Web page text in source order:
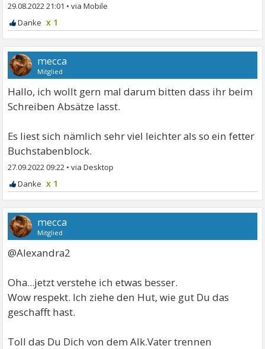
29.08.2022 21:01 •
x 1
mecca
Mitglied
Hallo, ich wollt gern mal darum bitten dass ihr beim
Schreiben Absätze lasst.
Es liest sich nämlich sehr viel leichter als so ein fetter
Buchstabenblock.
27.09.2022 09:22 •
x 1
mecca
Mitglied
@Alexandra2
Oha...jetzt verstehe ich etwas besser.
Wow respekt. Ich ziehe den Hut, wie gut Du das
geschafft hast.
Toll das Du Dich von dem Alk.Vater trennen